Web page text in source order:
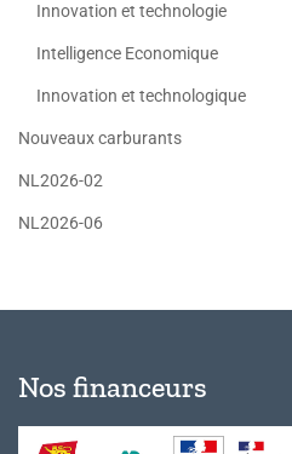
Innovation et technologie
Intelligence Economique
Innovation et technologique
Nouveaux carburants
NL2026-02
NL2026-06
Nos financeurs